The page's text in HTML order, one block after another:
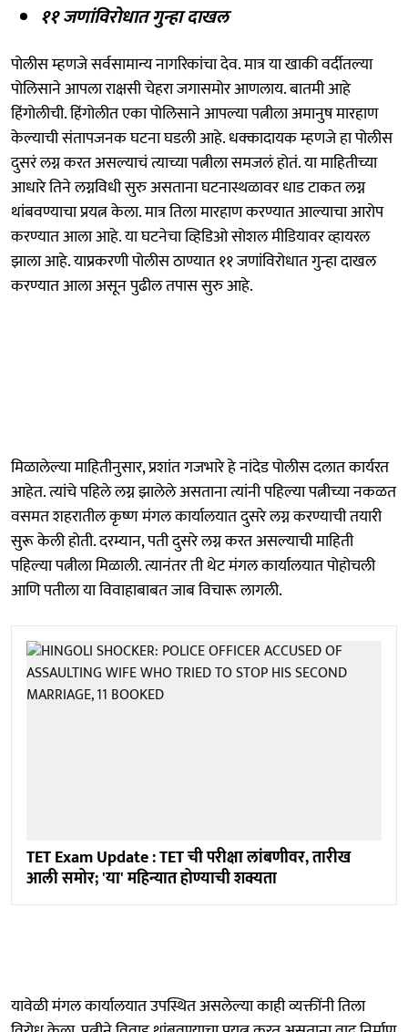
११ जणांविरोधात गुन्हा दाखल
पोलीस म्हणजे सर्वसामान्य नागरिकांचा देव. मात्र या खाकी वर्दीतल्या
पोलिसाने आपला राक्षसी चेहरा जगासमोर आणलाय. बातमी आहे
हिंगोलीची. हिंगोलीत एका पोलिसाने आपल्या पत्नीला अमानुष मारहाण
केल्याची संतापजनक घटना घडली आहे. धक्कादायक म्हणजे हा पोलीस
दुसरं लग्न करत असल्याचं त्याच्या पत्नीला समजलं होतं. या माहितीच्या
आधारे तिने लग्नविधी सुरु असताना घटनास्थळावर धाड टाकत लग्न
थांबवण्याचा प्रयत्न केला. मात्र तिला मारहाण करण्यात आल्याचा आरोप
करण्यात आला आहे. या घटनेचा व्हिडिओ सोशल मीडियावर व्हायरल
झाला आहे. याप्रकरणी पोलीस ठाण्यात ११ जणांविरोधात गुन्हा दाखल
करण्यात आला असून पुढील तपास सुरु आहे.
मिळालेल्या माहितीनुसार, प्रशांत गजभारे हे नांदेड पोलीस दलात कार्यरत
आहेत. त्यांचे पहिले लग्न झालेले असताना त्यांनी पहिल्या पत्नीच्या नकळत
वसमत शहरातील कृष्ण मंगल कार्यालयात दुसरे लग्न करण्याची तयारी
सुरू केली होती. दरम्यान, पती दुसरे लग्न करत असल्याची माहिती
पहिल्या पत्नीला मिळाली. त्यानंतर ती थेट मंगल कार्यालयात पोहोचली
आणि पतीला या विवाहाबाबत जाब विचारू लागली.
TET Exam Update : TET ची परीक्षा लांबणीवर, तारीख
आली समोर; 'या' महिन्यात होण्याची शक्यता
यावेळी मंगल कार्यालयात उपस्थित असलेल्या काही व्यक्तींनी तिला